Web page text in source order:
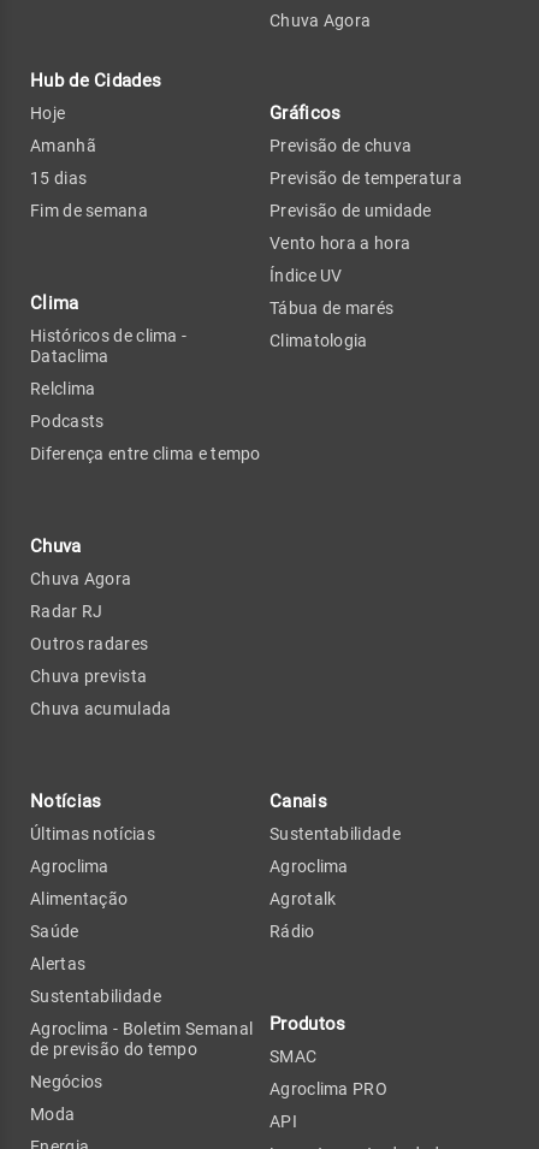
Hub de Cidades
Hoje
Amanhã
15 dias
Fim de semana
Clima
Históricos de clima -
Dataclima
Relclima
Podcasts
Diferença entre clima e tempo
Chuva
Chuva Agora
Radar RJ
Outros radares
Chuva prevista
Chuva acumulada
Chuva Agora
Gráficos
Previsão de chuva
Previsão de temperatura
Previsão de umidade
Vento hora a hora
Índice UV
Tábua de marés
Climatologia
Notícias
Últimas notícias
Agroclima
Alimentação
Saúde
Alertas
Sustentabilidade
Agroclima - Boletim Semanal
de previsão do tempo
Negócios
Moda
Canais
Sustentabilidade
Agroclima
Agrotalk
Rádio
Produtos
SMAC
Agroclima PRO
API